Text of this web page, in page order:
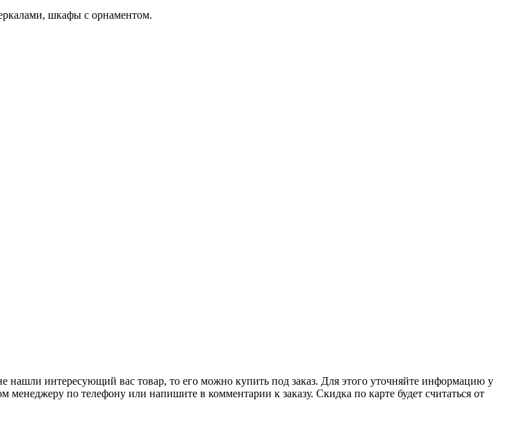
шкафы с орнаментом.
нашли интересующий вас товар, то его можно купить под заказ. Для этого уточняйте информацию у
менеджеру по телефону или напишите в комментарии к заказу. Скидка по карте будет считаться от